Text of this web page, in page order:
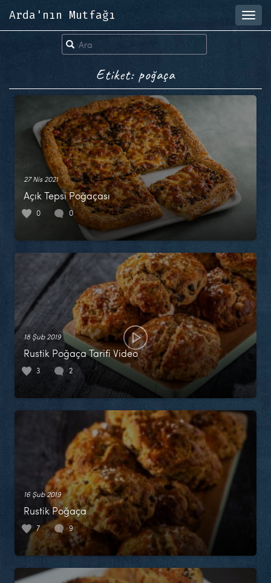
Arda'nın Mutfağı
Etiket: poğaça
27 Nis 2021
Açık Tepsi Poğaçası
0 0
18 Şub 2019
Rustik Poğaça Tarifi Video
3 2
16 Şub 2019
Rustik Poğaça
7 9